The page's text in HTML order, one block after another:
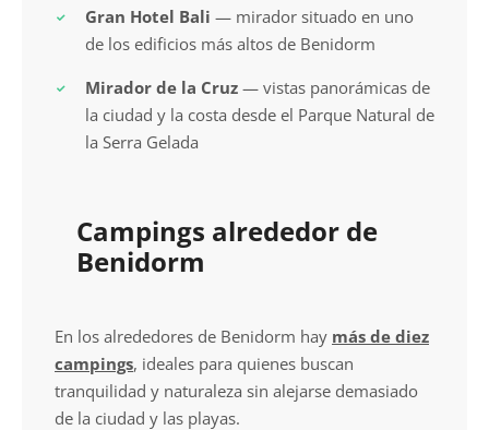
Gran Hotel Bali — mirador situado en uno
de los edificios más altos de Benidorm
Mirador de la Cruz — vistas panorámicas de
la ciudad y la costa desde el Parque Natural de
la Serra Gelada
Campings alrededor de
Benidorm
En los alrededores de Benidorm hay más de diez
campings, ideales para quienes buscan
tranquilidad y naturaleza sin alejarse demasiado
de la ciudad y las playas.